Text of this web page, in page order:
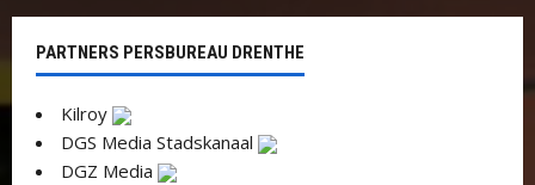
PARTNERS PERSBUREAU DRENTHE
Kilroy
DGS Media Stadskanaal
DGZ Media